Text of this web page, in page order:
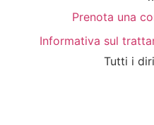
Prenota una
Informativa sul
Tutti i